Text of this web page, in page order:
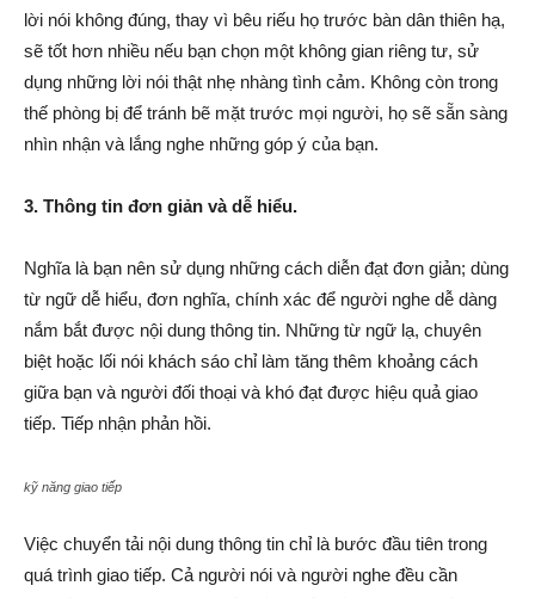
lời nói không đúng, thay vì bêu riếu họ trước bàn dân thiên hạ,
sẽ tốt hơn nhiều nếu bạn chọn một không gian riêng tư, sử
dụng những lời nói thật nhẹ nhàng tình cảm. Không còn trong
thế phòng bị để tránh bẽ mặt trước mọi người, họ sẽ sẵn sàng
nhìn nhận và lắng nghe những góp ý của bạn.
3. Thông tin đơn giản và dễ hiểu.
Nghĩa là bạn nên sử dụng những cách diễn đạt đơn giản; dùng
từ ngữ dễ hiểu, đơn nghĩa, chính xác để người nghe dễ dàng
nắm bắt được nội dung thông tin. Những từ ngữ lạ, chuyên
biệt hoặc lối nói khách sáo chỉ làm tăng thêm khoảng cách
giữa bạn và người đối thoại và khó đạt được hiệu quả giao
tiếp. Tiếp nhận phản hồi.
kỹ năng giao tiếp
Việc chuyển tải nội dung thông tin chỉ là bước đầu tiên trong
quá trình giao tiếp. Cả người nói và người nghe đều cần